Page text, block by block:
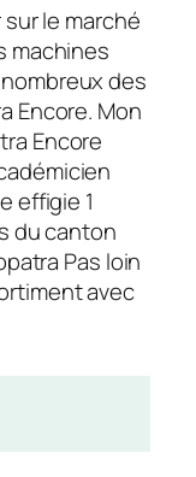
le marché
machines
des
Encore. Mon
Encore
effigie 1
du canton
Pas loin
avec